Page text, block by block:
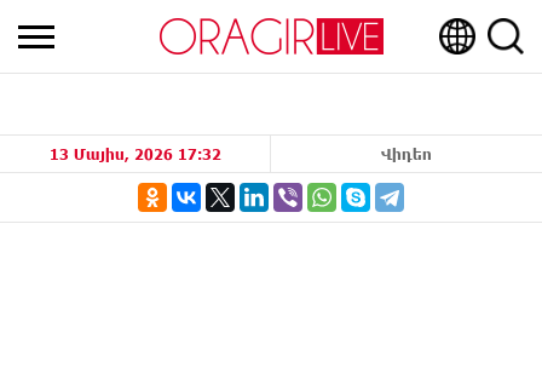
13 Մայիս, 2026 17:32 Վիդեո